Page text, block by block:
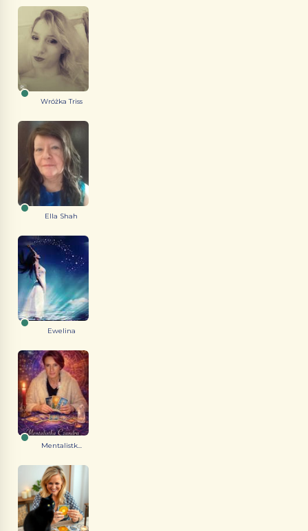
Wróżka Triss
Ella Shah
Ewelina
Mentalistk...